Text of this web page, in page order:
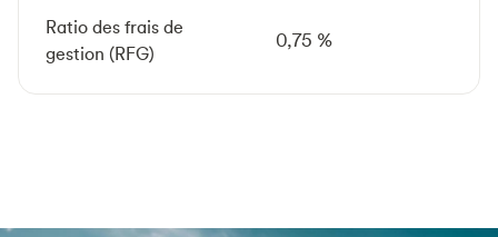
Ratio des frais de
gestion (RFG)
0,75 %